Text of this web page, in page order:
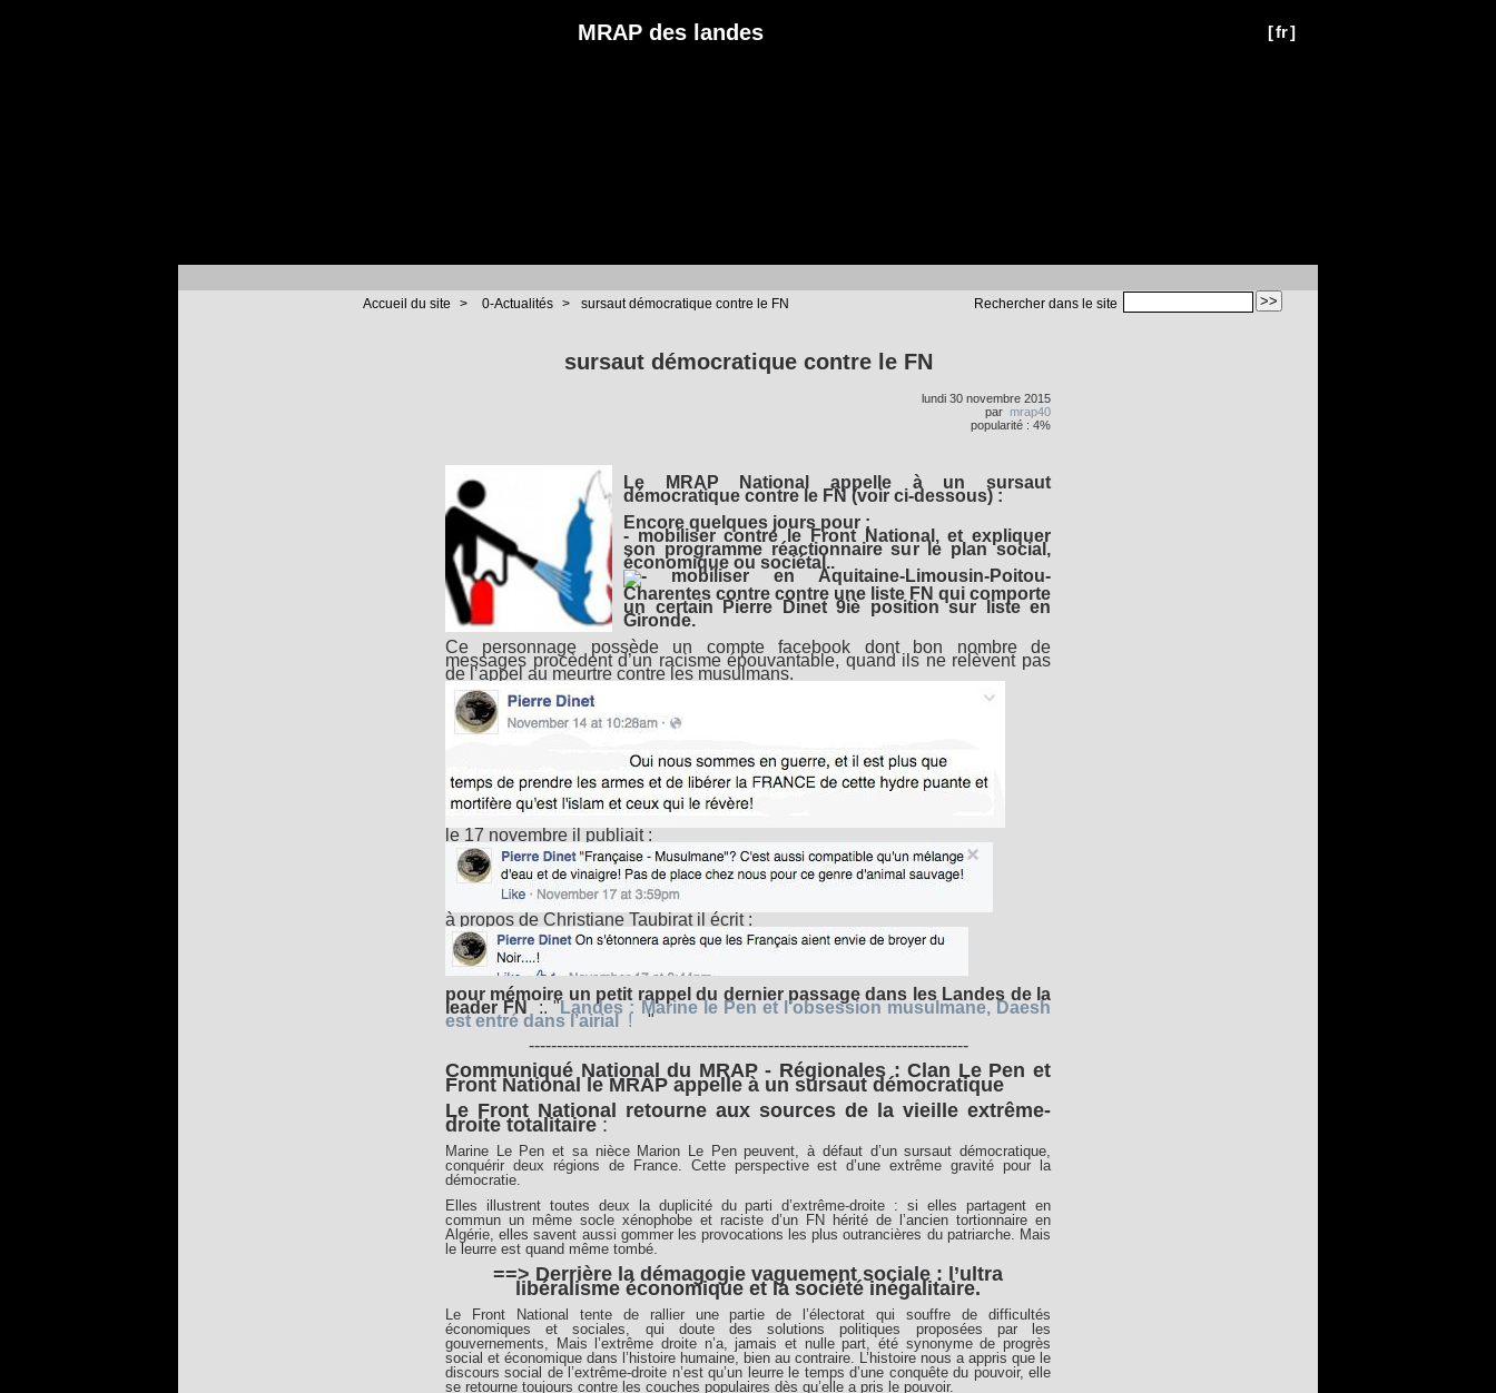
[fr]
MRAP des landes
Rechercher dans le site
Accueil du site > 0-Actualités > sursaut démocratique contre le FN
sursaut démocratique contre le FN
lundi 30 novembre 2015
par mrap40
popularité : 4%
Le MRAP National appelle à un sursaut
démocratique contre le FN (voir ci-dessous) :
Encore quelques jours pour :
- mobiliser contre le Front National, et expliquer
son programme réactionnaire sur le plan social,
économique ou sociétal..
mobiliser en Aquitaine-Limousin-Poitou-
Charentes contre contre une liste FN qui comporte
un certain Pierre Dinet 9iè position sur liste en
Gironde.
Ce personnage possède un compte facebook dont bon nombre de
messages procèdent d’un racisme épouvantable, quand ils ne relèvent pas
de l’appel au meurtre contre les musulmans.
le 17 novembre il publiait :
à propos de Christiane Taubirat il écrit :
pour mémoire un petit rappel du dernier passage dans les Landes de la
leader FN :. " Landes : Marine le Pen et l’obsession musulmane, Daesh
est entré dans l’airial !
"
-------------------------------------------------------------------------------
Communiqué National du MRAP - Régionales : Clan Le Pen et
Front National le MRAP appelle à un sursaut démocratique
Le Front National retourne aux sources de la vieille extrême-
droite totalitaire :
Marine Le Pen et sa nièce Marion Le Pen peuvent, à défaut d’un sursaut démocratique,
conquérir deux régions de France. Cette perspective est d’une extrême gravité pour la
démocratie.
Elles illustrent toutes deux la duplicité du parti d’extrême-droite : si elles partagent en
commun un même socle xénophobe et raciste d’un FN hérité de l’ancien tortionnaire en
Algérie, elles savent aussi gommer les provocations les plus outrancières du patriarche. Mais
le leurre est quand même tombé.
==> Derrière la démagogie vaguement sociale : l’ultra
libéralisme économique et la société inégalitaire.
Le Front National tente de rallier une partie de l’électorat qui souffre de difficultés
économiques et sociales, qui doute des solutions politiques proposées par les
gouvernements, Mais l’extrême droite n’a, jamais et nulle part, été synonyme de progrès
social et économique dans l’histoire humaine, bien au contraire. L’histoire nous a appris que le
discours social de l’extrême-droite n’est qu’un leurre le temps d’une conquête du pouvoir, elle
se retourne toujours contre les couches populaires dès qu’elle a pris le pouvoir.